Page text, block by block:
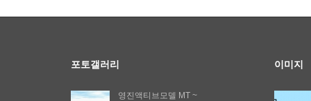
포토갤러리
영진액티브모델 MT ~
이미지